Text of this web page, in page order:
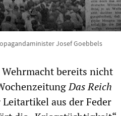
Josef Goebbels
Wehrmacht bereits nicht
Das Reich
aus der Feder